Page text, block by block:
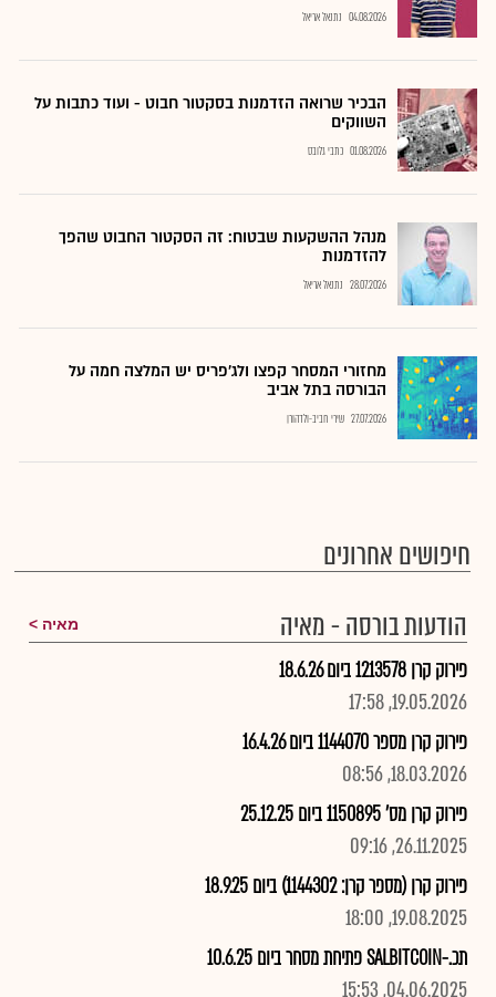
04.08.2026 נתנאל אריאל
הבכיר שרואה הזדמנות בסקטור חבוט - ועוד כתבות על
השווקים
01.08.2026 כתבי גלובס
מנהל ההשקעות שבטוח: זה הסקטור החבוט שהפך
להזדמנות
28.07.2026 נתנאל אריאל
מחזורי המסחר קפצו ולג'פריס יש המלצה חמה על
הבורסה בתל אביב
27.07.2026 שירי חביב-ולדהורן
חיפושים אחרונים
הודעות בורסה - מאיה
מאיה
פירוק קרן 1213578 ביום 18.6.26
19.05.2026, 17:58
פירוק קרן מספר 1144070 ביום 16.4.26
18.03.2026, 08:56
פירוק קרן מס' 1150895 ביום 25.12.25
26.11.2025, 09:16
פירוק קרן (מספר קרן: 1144302) ביום 18.9.25
19.08.2025, 18:00
תכ.-SALBITCOIN פתיחת מסחר ביום 10.6.25
04.06.2025, 15:53